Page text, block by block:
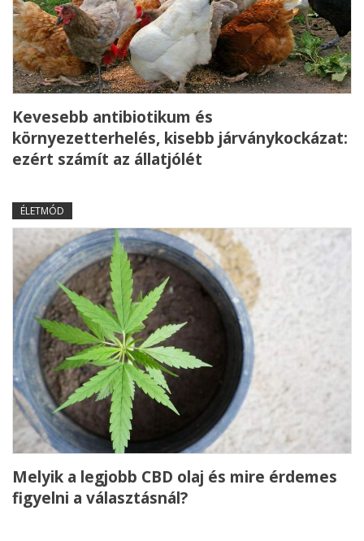
Kevesebb antibiotikum és
környezetterhelés, kisebb járványkockázat:
ezért számít az állatjólét
ÉLETMÓD
Melyik a legjobb CBD olaj és mire érdemes
figyelni a választásnál?